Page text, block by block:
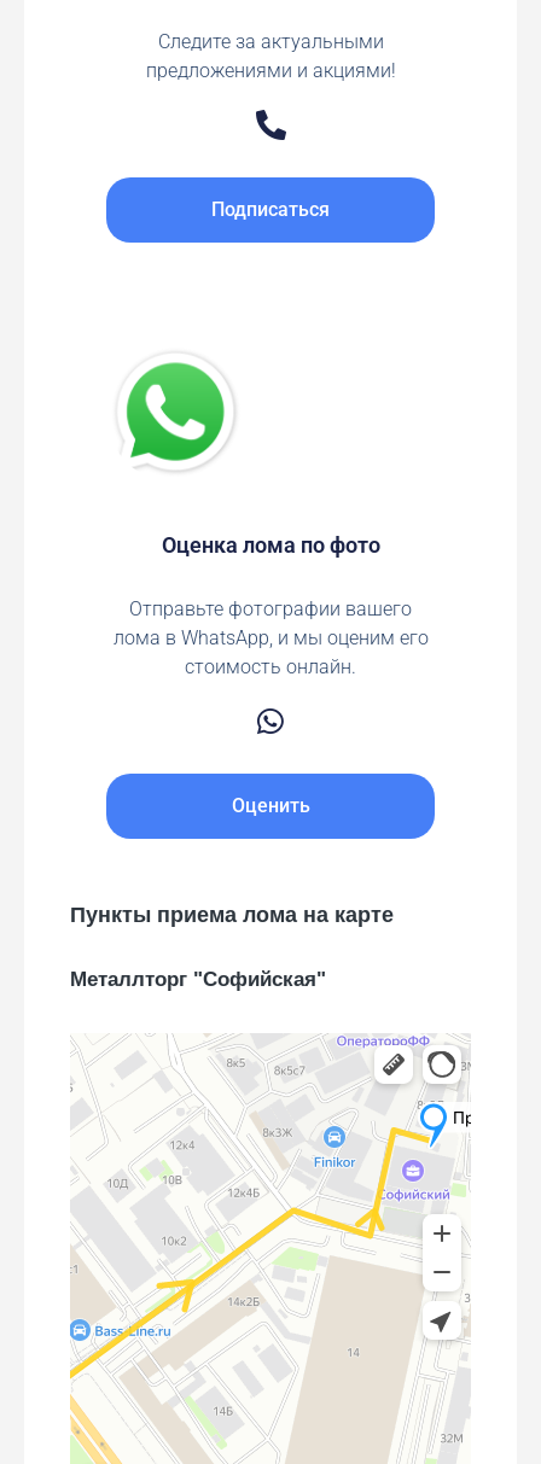
Следите за актуальными
предложениями и акциями!
Подписаться
Оценка лома по фото
Отправьте фотографии вашего
лома в WhatsApp, и мы оценим его
стоимость онлайн.
Оценить
Пункты приема лома на карте
Металлторг "Софийская"